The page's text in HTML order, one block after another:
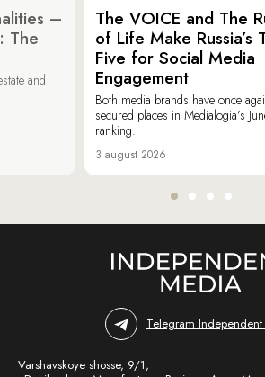
–
The
and
The VOICE and The
of Life Make Russia’s
Five for Social Media
Engagement
Both media brands have once
secured places in Medialogia’s
ranking.
3 august 2026
Telegram
Varshavskoye shosse, 9/1,